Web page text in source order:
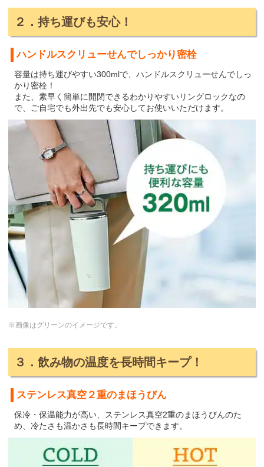
２．持ち運びも安心！
ハンドルスクリューせんでしっかり密栓
容量は持ち運びやすい300mlで、ハンドルスクリューせんでしっ
かり密栓！
また、素早く簡単に開閉できるわかりやすいリングロックなの
で、ご自宅でも外出先でも安心してお使いいただけます。
※画像はグリーンのイメージです。
３．飲み物の温度を長時間キープ！
ステンレス真空２重のまほうびん
保冷・保温能力が高い、ステンレス真空2重のまほうびんのた
め、冷たさも温かさも長時間キープできます。